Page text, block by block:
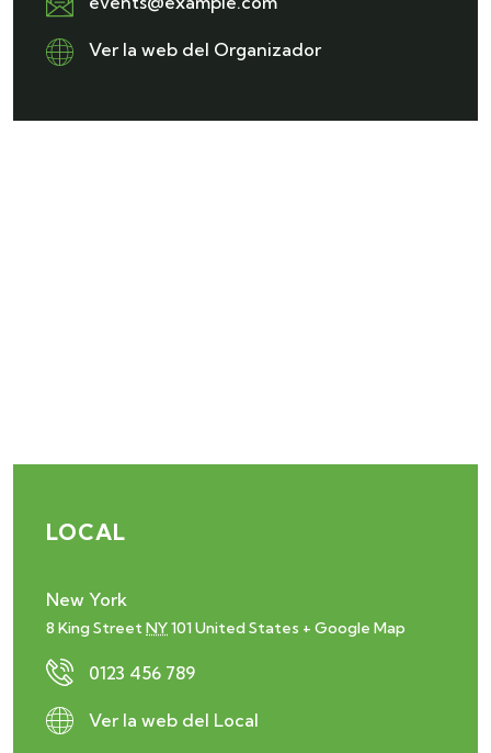
Ver la web del Organizador
LOCAL
New York
8 King StreetNY101 United States + Google Map
0123 456 789
Ver la web del Local